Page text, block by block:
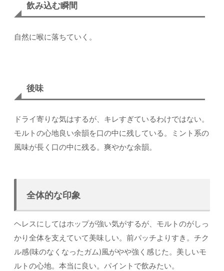
飲み込む瞬間
自然に喉に落ちていく。
後味
ドライ寄りな気はするが、キレすぎているわけではない。
モルトの心地良い余韻を口の中に残している。ミント系の
風味が長く口の中に残る。爽やかな余韻。
全体的な印象
ヘレスにしてはホップが強い気がするが、モルトのがしっ
かり全体を支えていて美味しい。前パッチよりすき。チク
ル感(味のなくなったガム)風がやや強く感じた。美しいモ
ルトの心地。本当に良い。パイントで飲みたい。